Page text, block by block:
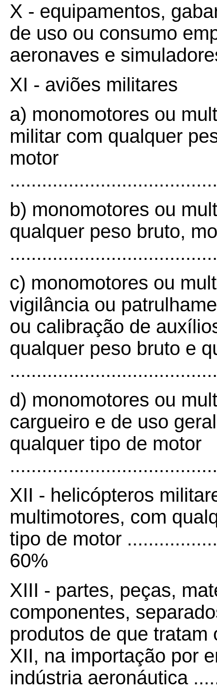
X - equipamentos,
de uso ou consumo
aeronaves e
XI - aviões militares
a) monomotores ou
militar com qualquer
motor
b) monomotores ou
qualquer peso bruto,
c) monomotores ou
vigilância ou
ou calibração de
qualquer peso bruto e
d) monomotores ou
cargueiro e de uso
qualquer tipo de motor
XII - helicópteros
multimotores, com
tipo de motor
60%
XIII - partes, peças,
componentes,
produtos de que tratam
XII, na importação por
indústria aeronáutica